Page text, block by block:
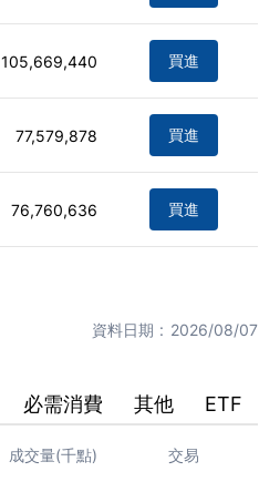
105,669,440 買進
77,579,878 買進
76,760,636 買進
資料日期 2026/08/07
必需消費 其他 ETF
成交量(千點) 交易